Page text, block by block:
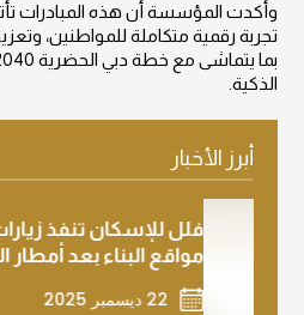
وأكدت المؤسسة أن هذه المبادرات
تجربة رقمية متكاملة للمواطنين،
الذكية.
أبرز الأخبار
فلل للإسكان تنفذ زيارات
مواقع البناء بعد أمطار الخير
22 ديسمبر 2025